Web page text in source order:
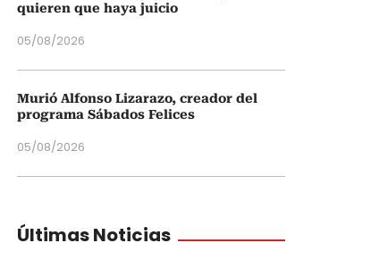
quieren que haya juicio
05/08/2026
Murió Alfonso Lizarazo, creador del
programa Sábados Felices
05/08/2026
Últimas Noticias